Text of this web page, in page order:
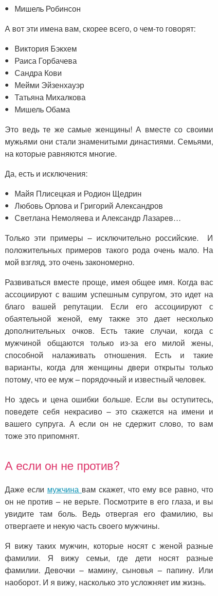
Мишель Робинсон
А вот эти имена вам, скорее всего, о чем-то говорят:
Виктория Бэкхем
Раиса Горбачева
Сандра Кови
Мейми Эйзенхауэр
Татьяна Михалкова
Мишель Обама
Это ведь те же самые женщины! А вместе со своими
мужьями они стали знаменитыми династиями. Семьями,
на которые равняются многие.
Да, есть и исключения:
Майя Плисецкая и Родион Щедрин
Любовь Орлова и Григорий Александров
Светлана Немоляева и Александр Лазарев…
Только эти примеры – исключительно российские. И
положительных примеров такого рода очень мало. На
мой взгляд, это очень закономерно.
Развиваться вместе проще, имея общее имя. Когда вас
ассоциируют с вашим успешным супругом, это идет на
благо вашей репутации. Если его ассоциируют с
обаятельной женой, ему также это дает несколько
дополнительных очков. Есть такие случаи, когда с
мужчиной общаются только из-за его милой жены,
способной налаживать отношения. Есть и такие
варианты, когда для женщины двери открыты только
потому, что ее муж – порядочный и известный человек.
Но здесь и цена ошибки больше. Если вы оступитесь,
поведете себя некрасиво – это скажется на имени и
вашего супруга. А если он не сдержит слово, то вам
тоже это припомнят.
А если он не против?
Даже если мужчина вам скажет, что ему все равно, что
он не против – не верьте. Посмотрите в его глаза, и вы
увидите там боль. Ведь отвергая его фамилию, вы
отвергаете и некую часть своего мужчины.
Я вижу таких мужчин, которые носят с женой разные
фамилии. Я вижу семьи, где дети носят разные
фамилии. Девочки – мамину, сыновья – папину. Или
наоборот. И я вижу, насколько это усложняет им жизнь.